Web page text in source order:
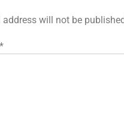
address will not be
*